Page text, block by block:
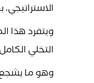
ويتفرد هذا
التخلي
وهو ما يشجع